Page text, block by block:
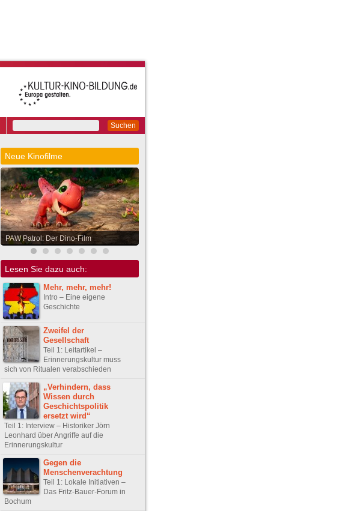
Suchen
Neue Kinofilme
PAW Patrol: Der Dino-Film
Lesen Sie dazu auch:
Mehr, mehr, mehr!
Intro – Eine eigene
Geschichte
Zweifel der
Gesellschaft
Teil 1: Leitartikel –
Erinnerungskultur muss
sich von Ritualen verabschieden
„Verhindern, dass
Wissen durch
Geschichtspolitik
ersetzt wird“
Teil 1: Interview – Historiker Jörn
Leonhard über Angriffe auf die
Erinnerungskultur
Gegen die
Menschenverachtung
Teil 1: Lokale Initiativen –
Das Fritz-Bauer-Forum in
Bochum